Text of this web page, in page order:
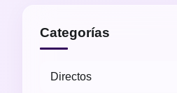
Categorías
Directos